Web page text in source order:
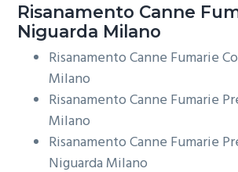
Risanamento Canne
Niguarda Milano
Risanamento Canne Fumarie
Milano
Risanamento Canne Fumarie
Milano
Risanamento Canne Fumarie
Niguarda Milano